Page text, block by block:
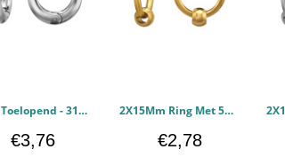
Taps Toelopend - 316L chirurgisch roestvrij staal Oorbellen PCJW51441
€3,76
2X15Mm Ring Met 5mm Bal Goudkleurig - 316L chirurgisch roestvrij staal Oorbellen PCJW51437
€2,78